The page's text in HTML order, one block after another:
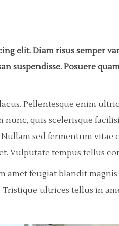
elit. Diam risus semper
suspendisse. Posuere
Pellentesque enim
nunc, quis scelerisque
sed fermentum vitae
Vulputate tempus tellus
amet feugiat blandit
ultrices tellus in